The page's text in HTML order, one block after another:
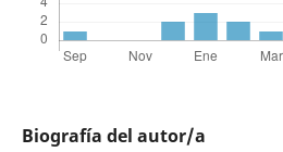
Biografía del autor/a